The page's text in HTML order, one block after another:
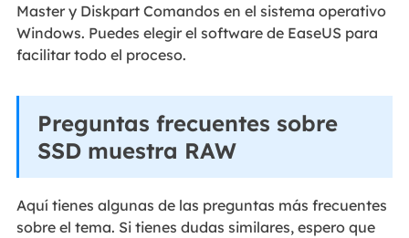
Master y Diskpart Comandos en el sistema operativo
Windows. Puedes elegir el software de EaseUS para
facilitar todo el proceso.
Preguntas frecuentes sobre
SSD muestra RAW
Aquí tienes algunas de las preguntas más frecuentes
sobre el tema. Si tienes dudas similares, espero que